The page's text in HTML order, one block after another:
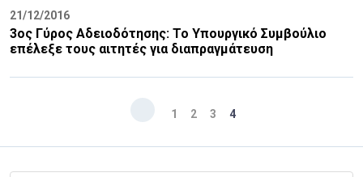
21/12/2016
3ος Γύρος Αδειοδότησης: Το Υπουργικό Συμβούλιο
επέλεξε τους αιτητές για διαπραγμάτευση
1 2 3 4